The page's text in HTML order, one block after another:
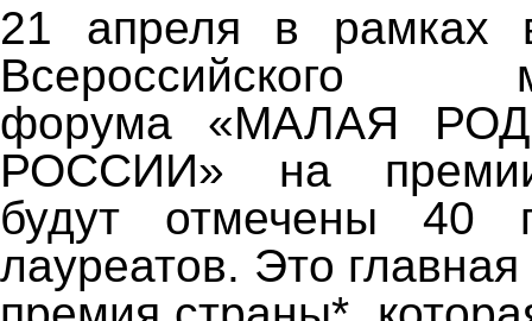
21 апреля в рамках
Всероссийского
форума «МАЛАЯ
РОССИИ» на
будут отмечены 40
лауреатов. Это